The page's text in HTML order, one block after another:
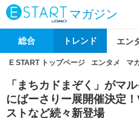
マガジン
総合 トレンド エン
E START トップページ エンタメ マ
「まちカドまぞく」がマ
にばーさりー展開催決定
ストなど続々新登場